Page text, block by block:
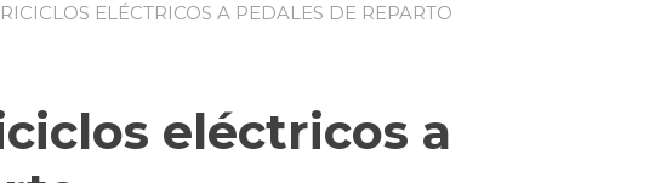
ELÉCTRICOS A PEDALES DE REPARTO
eléctricos a